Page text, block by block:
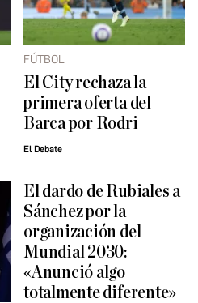
FÚTBOL
El City rechaza la
primera oferta del
Barca por Rodri
El Debate
El dardo de Rubiales a
Sánchez por la
organización del
Mundial 2030:
«Anunció algo
totalmente diferente»